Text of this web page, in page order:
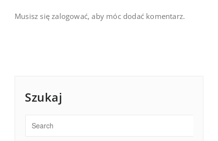
Musisz się zalogować, aby móc dodać komentarz.
Szukaj